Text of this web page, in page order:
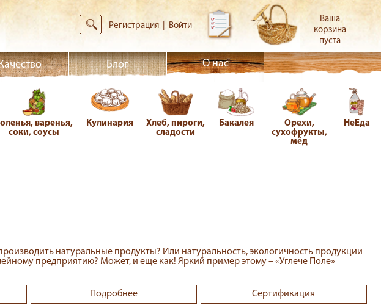
Регистрация Войти
Ваша
корзина
пуста
Блог О нас
варенья,
соки, соусы
Кулинария
Хлеб, пироги,
сладости
Бакалея
Орехи,
сухофрукты,
мёд
НеЕда
натуральные продукты? Или натуральность, экологичность продукции
предприятию? Может, и еще как! Яркий пример этому – «Углече Поле»
Подробнее Сертификация